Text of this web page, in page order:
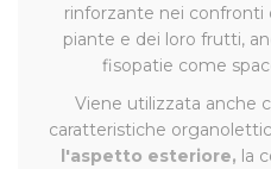
rinforzante nei confronti
piante e dei loro frutti,
fisopatie come
Viene utilizzata anche
caratteristiche
l'aspetto esteriore, la